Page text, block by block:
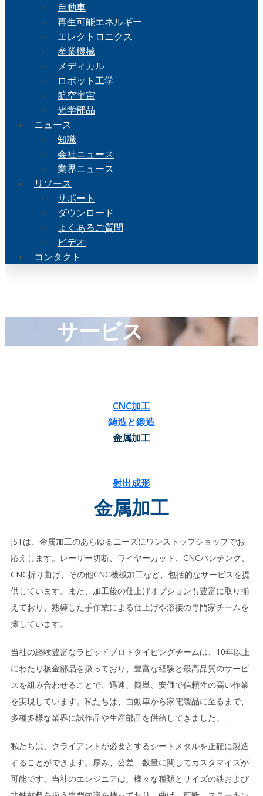
自動車
再生可能エネルギー
エレクトロニクス
産業機械
メディカル
ロボット工学
航空宇宙
光学部品
ニュース
知識
会社ニュース
業界ニュース
リソース
サポート
ダウンロード
よくあるご質問
ビデオ
コンタクト
サービス
CNC加工
鋳造と鍛造
金属加工
射出成形
金属加工
JSTは、金属加工のあらゆるニーズにワンストップショップでお
応えします。レーザー切断、ワイヤーカット、CNCパンチング、
CNC折り曲げ、その他CNC機械加工など、包括的なサービスを提
供しています。また、加工後の仕上げオプションも豊富に取り揃
えており、熟練した手作業による仕上げや溶接の専門家チームを
擁しています。.
当社の経験豊富なラピッドプロトタイピングチームは、10年以上
にわたり板金部品を扱っており、豊富な経験と最高品質のサービ
スを組み合わせることで、迅速、簡単、安価で信頼性の高い作業
を実現しています。私たちは、自動車から家電製品に至るまで、
多種多様な業界に試作品や生産部品を供給してきました。.
私たちは、クライアントが必要とするシートメタルを正確に製造
することができます。厚み、公差、数量に関してカスタマイズが
可能です。当社のエンジニアは、様々な種類とサイズの鉄および